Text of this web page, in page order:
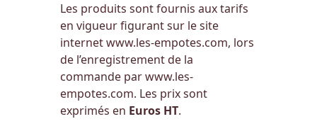
Les produits sont fournis aux tarifs
en vigueur figurant sur le site
internet www.les-empotes.com, lors
de l’enregistrement de la
commande par www.les-
empotes.com. Les prix sont
exprimés en Euros HT.